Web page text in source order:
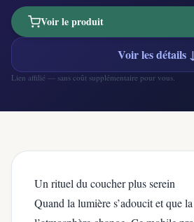
Voir le produit
Voir les détails
Lien affilié — sans coût supplémentaire pour vous.
Un rituel du coucher plus serein
Quand la lumière s’adoucit et que